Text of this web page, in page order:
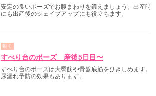
安定の良いポーズでお腹まわりを鍛えましょう。出産時
にも出産後のシェイプアップにも役立ちます。
動く
すべり台のポーズ 産後5日目〜
すべり台のポーズは大臀筋や骨盤底筋をひきしめます。
尿漏れ予防の効果もあります。